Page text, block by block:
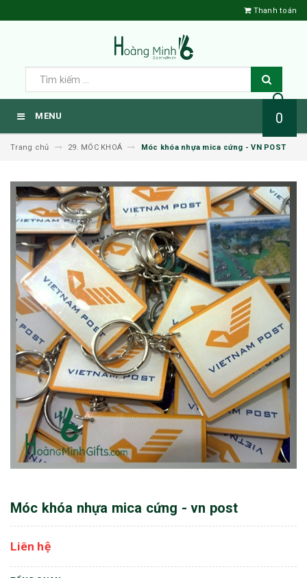
Thanh toán
MENU 0
Trang chủ 29. MÓC KHOÁ Móc khóa nhựa mica cứng - VN POST
Móc khóa nhựa mica cứng - vn post
Liên hệ